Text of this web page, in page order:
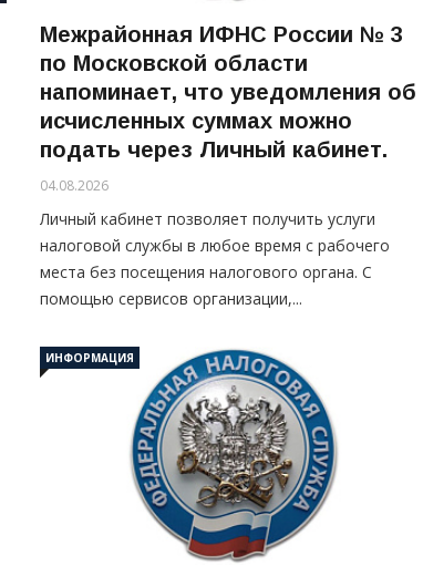
Межрайонная ИФНС России № 3
по Московской области
напоминает, что уведомления об
исчисленных суммах можно
подать через Личный кабинет.
04.08.2026
Личный кабинет позволяет получить услуги
налоговой службы в любое время с рабочего
места без посещения налогового органа. С
помощью сервисов организации,...
ИНФОРМАЦИЯ